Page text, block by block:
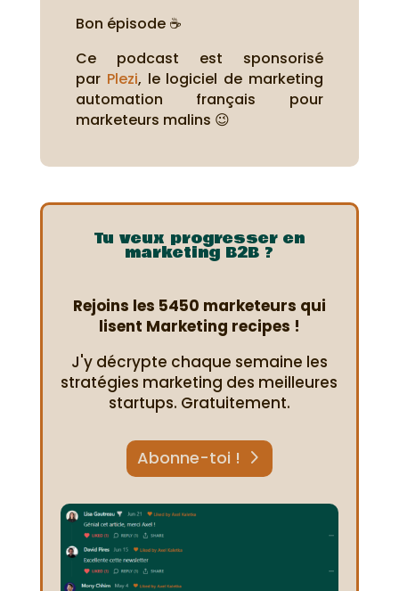
Bon épisode ☕
Ce podcast est sponsorisé
par Plezi, le logiciel de marketing
automation français pour
marketeurs malins 😉
Tu veux progresser en
marketing B2B ?
Rejoins les 5450 marketeurs qui
lisent Marketing recipes !
J'y décrypte chaque semaine les
stratégies marketing des meilleures
startups. Gratuitement.
Abonne-toi !